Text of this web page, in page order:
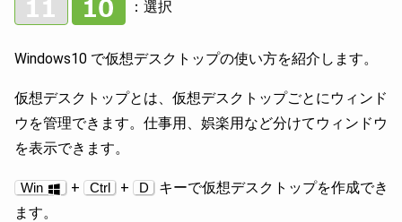
：選択
Windows10 で仮想デスクトップの使い方を紹介します。
仮想デスクトップとは、仮想デスクトップごとにウィンド
ウを管理できます。仕事用、娯楽用など分けてウィンドウ
を表示できます。
Win + Ctrl + D
キーで仮想デスクトップを作成でき
ます。